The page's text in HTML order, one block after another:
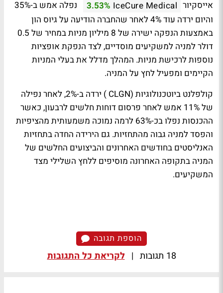
אייסקיור IceCure Medical
3.53%
נפלה אמש ב-35%
והיום ירדה עוד 4% לאחר שהחברה הודיעה על גיוס הון
באמצעות הנפקה ישירה של 8 מיליון מניות במחיר של 0.5
דולר למניה למשקיעים מוסדיים, לצד הנפקת אופציות
נוספות לרכישת מניות. המהלך מדלל את בעלי המניות
הקיימים ומפעיל לחץ על המניה.
קולפלנט ביוטכנולוגיות (CLGN
) ירדה ב-2%, לאחר נפילה
של 11% אמש לאחר פרסום דוחות חלשים לרבעון, כאשר
ההכנסות נפלו בכ-63% לרמה נמוכה משמעותית מהציפיות
והפסד למניה גבוה מהתחזיות. גם הירידה החדה בתחזיות
האנליסטים בחודשים האחרונים והביצועים החלשים של
המניה בתקופה האחרונה מוסיפים ללחץ השלילי מצד
המשקיעים.
הוספת תגובה
18 תגובות | לקריאת כל התגובות